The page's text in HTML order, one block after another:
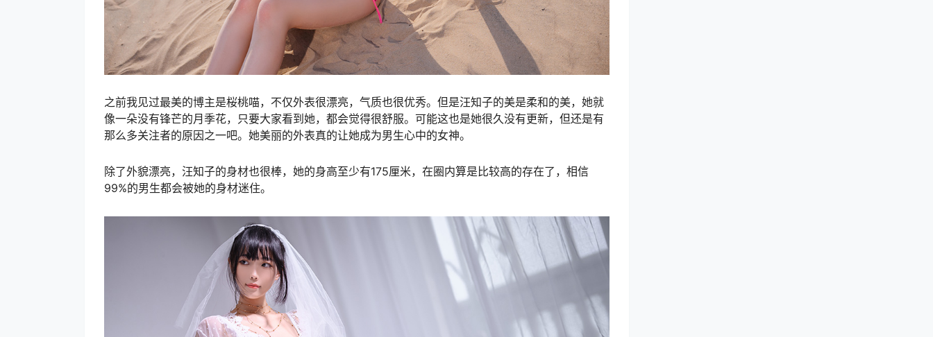
之前我见过最美的博主是桜桃喵，不仅外表很漂亮，气质也很优秀。但是汪知子的美是柔和的美，她就
像一朵没有锋芒的月季花，只要大家看到她，都会觉得很舒服。可能这也是她很久没有更新，但还是有
那么多关注者的原因之一吧。她美丽的外表真的让她成为男生心中的女神。
除了外貌漂亮，汪知子的身材也很棒，她的身高至少有175厘米，在圈内算是比较高的存在了，相信
99%的男生都会被她的身材迷住。